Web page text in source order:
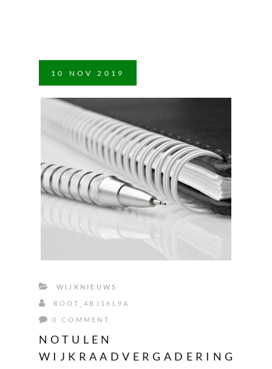
10 NOV 2019
WIJKNIEUWS
ROOT_4BJ16L9A
0 COMMENT
NOTULEN
WIJKRAADVERGADERING